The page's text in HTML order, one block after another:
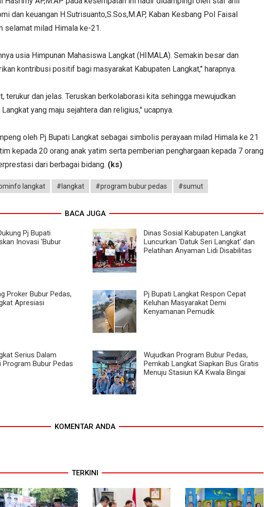
dan keuangan H.Sutrisuanto,S.Sos,M.AP, Kaban Kesbang Pol Faisal
selamat milad Himala ke-21.
usia Himpunan Mahasiswa Langkat (HIMALA). Semakin besar dan
kontribusi positif bagi masyarakat Kabupaten Langkat," harapnya.
terukur dan jelas. Teruskan berkolaborasi kita sehingga mewujudkan
yang maju sejahtera dan religius," ucapnya.
oleh Pj Bupati Langkat sebagai simbolis perayaan milad Himala ke 21
kepada 20 orang anak yatim serta pemberian penghargaan kepada 7 orang
dari berbagai bidang. (ks)
langkat #langkat #program bubur pedas #sumut
BACA JUGA
Pj Bupati
Inovasi 'Bubur
Dinas Sosial Kabupaten Langkat
Luncurkan 'Datuk Seri Langkat' dan
Pelatihan Anyaman Lidi Disabilitas
Proker Bubur Pedas,
Apresiasi
Pj Bupati Langkat Respon Cepat
Keluhan Masyarakat Demi
Kenyamanan Pemudik
Serius Dalam
Bubur Pedas
Wujudkan Program Bubur Pedas,
Pemkab Langkat Siapkan Bus Gratis
Menuju Stasiun KA Kwala Bingai
KOMENTAR ANDA
TERKINI